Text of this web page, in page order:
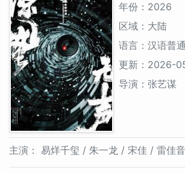
年份：2026
区域：大陆
语言：汉语普
更新：2026-
导演：张艺谋
主演： 易烊千玺 / 朱一龙 / 宋佳 / 雷佳